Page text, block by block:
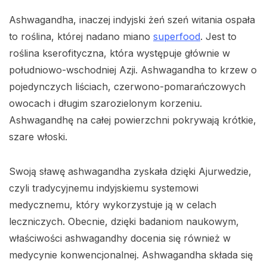
Ashwagandha, inaczej indyjski żeń szeń witania ospała
to roślina, której nadano miano superfood. Jest to
roślina kserofityczna, która występuje głównie w
południowo-wschodniej Azji. Ashwagandha to krzew o
pojedynczych liściach, czerwono-pomarańczowych
owocach i długim szarozielonym korzeniu.
Ashwagandhę na całej powierzchni pokrywają krótkie,
szare włoski.
Swoją sławę ashwagandha zyskała dzięki Ajurwedzie,
czyli tradycyjnemu indyjskiemu systemowi
medycznemu, który wykorzystuje ją w celach
leczniczych. Obecnie, dzięki badaniom naukowym,
właściwości ashwagandhy docenia się również w
medycynie konwencjonalnej. Ashwagandha składa się